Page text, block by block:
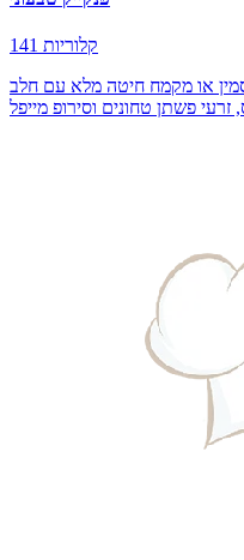
141 קלוריות
או מקמח חיטה מלא עם חלב
פשתן טחונים וסירופ מייפל